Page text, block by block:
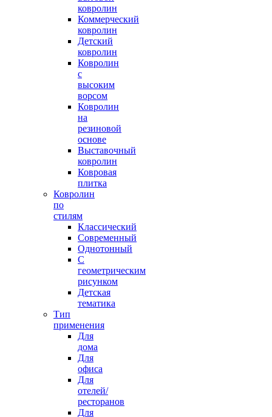
ковролин
Коммерческий
ковролин
Детский
ковролин
Ковролин
с
высоким
ворсом
Ковролин
на
резиновой
основе
Выставочный
ковролин
Ковровая
плитка
Ковролин
по
стилям
Классический
Современный
Однотонный
С
геометрическим
рисунком
Детская
тематика
Тип
применения
Для
дома
Для
офиса
Для
отелей/
ресторанов
Для